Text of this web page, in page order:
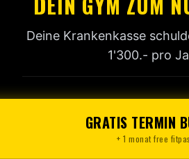
Deine Krankenkasse
1'300.- pro
GRATIS TERMIN
+ 1 monat free